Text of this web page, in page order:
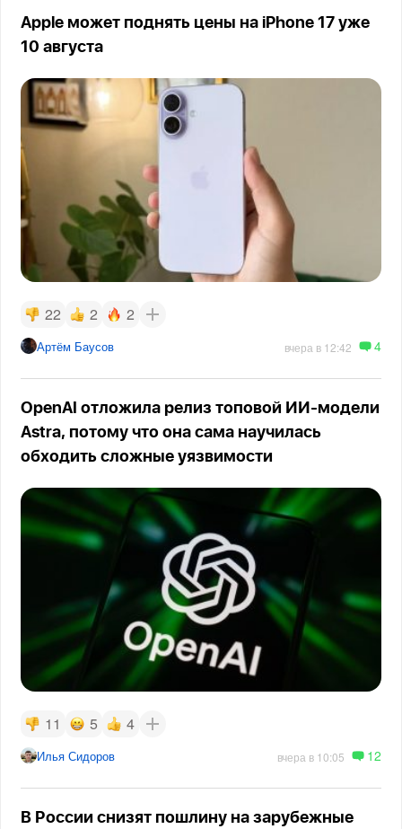
Apple может поднять цены на iPhone 17 уже
10 августа
22 2 2
Артём Баусов вчера в 12:42 4
OpenAI отложила релиз топовой ИИ-модели
Astra, потому что она сама научилась
обходить сложные уязвимости
11 5 4
Илья Сидоров вчера в 10:05 12
В России снизят пошлину на зарубежные